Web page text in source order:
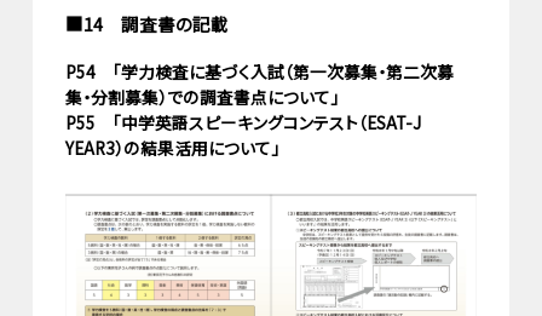
■14 調査書の記載
P54 「学力検査に基づく入試（第一次募集・第二次募
集・分割募集）での調査書点について」
P55 「中学英語スピーキングコンテスト（ESAT-J
YEAR3）の結果活用について」